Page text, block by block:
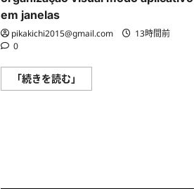
em janelas
pikakichi2015@gmail.com
13時間前
0
「続きを読む」
do
janelas